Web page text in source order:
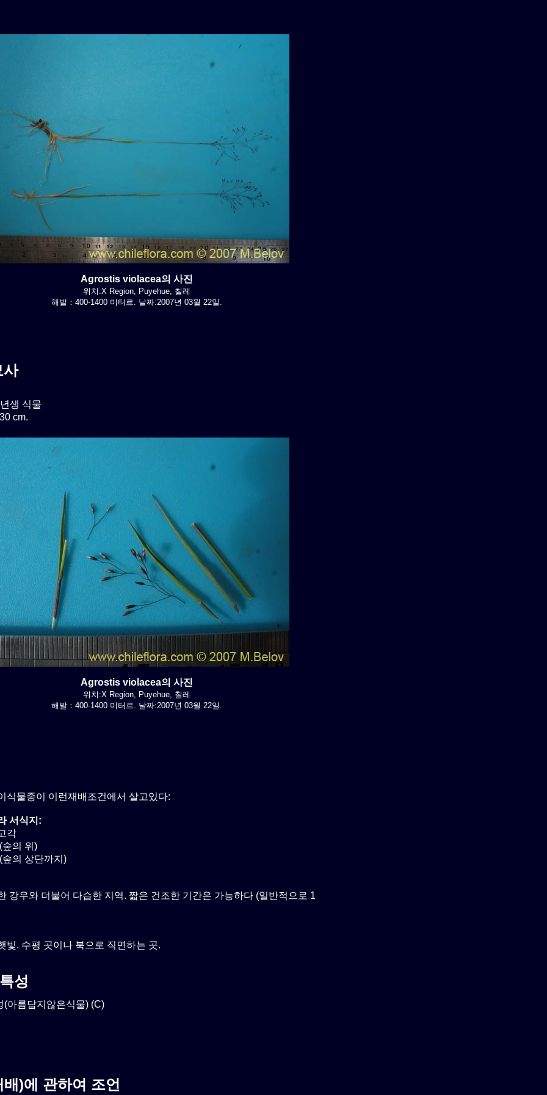
Agrostis violacea의 사진
위치:X Region, Puyehue, 칠레
해발：400-1400 미터르. 날짜:2007년 03월 22일.
사
생 식물
cm.
Agrostis violacea의 사진
위치:X Region, Puyehue, 칠레
해발：400-1400 미터르. 날짜:2007년 03월 22일.
식물종이 이런재배조건에서 살고있다:
서식지:
각
숲의 위)
숲의 상단까지)
강우와 더불어 다습한 지역. 짧은 건조한 기간은 가능하다 (일반적으로 1
빛. 수평 곳이나 북으로 직면하는 곳.
성
(아름답지않은식물) (C)
)에 관하여 조언